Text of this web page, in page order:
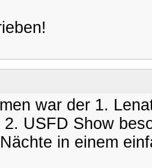
war der 1.
2. USFD Show
in einem